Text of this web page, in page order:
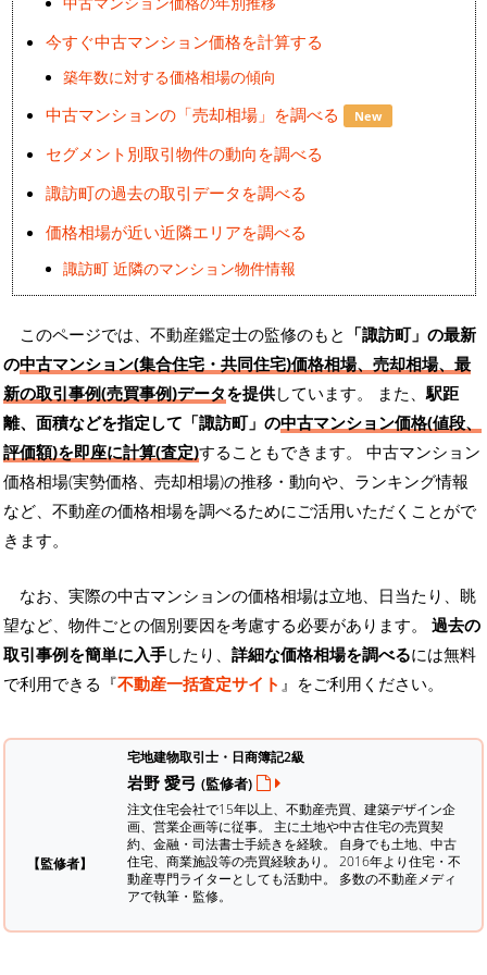
今すぐ中古マンション価格を計算する
築年数に対する価格相場の傾向
中古マンションの「売却相場」を調べる New
セグメント別取引物件の動向を調べる
諏訪町の過去の取引データを調べる
価格相場が近い近隣エリアを調べる
諏訪町 近隣のマンション物件情報
このページでは、不動産鑑定士の監修のもと 「諏訪町」の最新
の中古マンション(集合住宅・共同住宅)価格相場、売却相場、最
新の取引事例(売買事例)データを提供しています。 また、駅距
離、面積などを指定して「諏訪町」の中古マンション価格(値段、
評価額)を即座に計算(査定)することもできます。 中古マンション
価格相場(実勢価格、売却相場)の推移・動向や、ランキング情報
など、不動産の価格相場を調べるためにご活用いただくことがで
きます。
なお、実際の中古マンションの価格相場は立地、日当たり、眺
望など、物件ごとの個別要因を考慮する必要があります。 過去の
取引事例を簡単に入手したり、 詳細な価格相場を調べるには無料
で利用できる『不動産一括査定サイト 』をご利用ください。
【監修者】
宅地建物取引士・日商簿記2級
岩野 愛弓 (監修者)
注文住宅会社で15年以上、不動産売買、建築デザイン企
画、営業企画等に従事。 主に土地や中古住宅の売買契
約、金融・司法書士手続きを経験。 自身でも土地、中古
住宅、商業施設等の売買経験あり。 2016年より住宅・不
動産専門ライターとしても活動中。 多数の不動産メディ
アで執筆・監修。